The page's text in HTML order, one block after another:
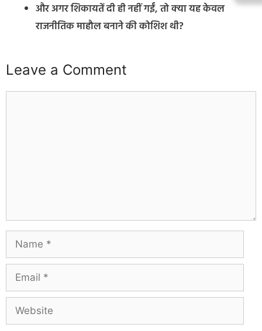
और अगर शिकायतें दी ही नहीं गईं, तो क्या यह केवल
राजनीतिक माहौल बनाने की कोशिश थी?
Leave a Comment